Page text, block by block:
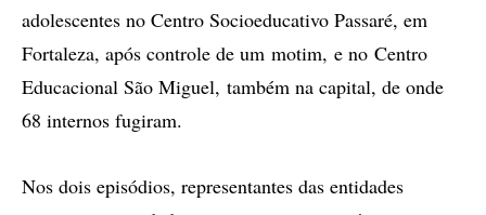
adolescentes no Centro Socioeducativo Passaré, em
Fortaleza, após controle de um motim, e no Centro
Educacional São Miguel, também na capital, de onde
68 internos fugiram.
Nos dois episódios, representantes das entidades